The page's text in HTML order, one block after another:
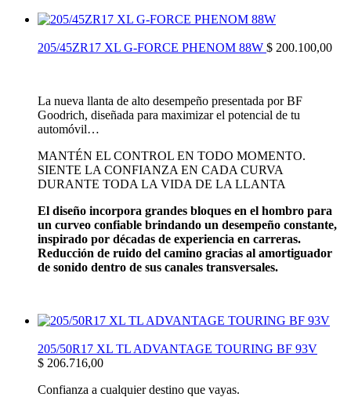
205/45ZR17 XL G-FORCE PHENOM 88W $ 200.100,00
La nueva llanta de alto desempeño presentada por BF
Goodrich, diseñada para maximizar el potencial de tu
automóvil…
MANTÉN EL CONTROL EN TODO MOMENTO.
SIENTE LA CONFIANZA EN CADA CURVA
DURANTE TODA LA VIDA DE LA LLANTA
El diseño incorpora grandes bloques en el hombro para
un curveo confiable brindando un desempeño constante,
inspirado por décadas de experiencia en carreras.
Reducción de ruido del camino gracias al amortiguador
de sonido dentro de sus canales transversales.
205/50R17 XL TL ADVANTAGE TOURING BF 93V
$ 206.716,00
Confianza a cualquier destino que vayas.